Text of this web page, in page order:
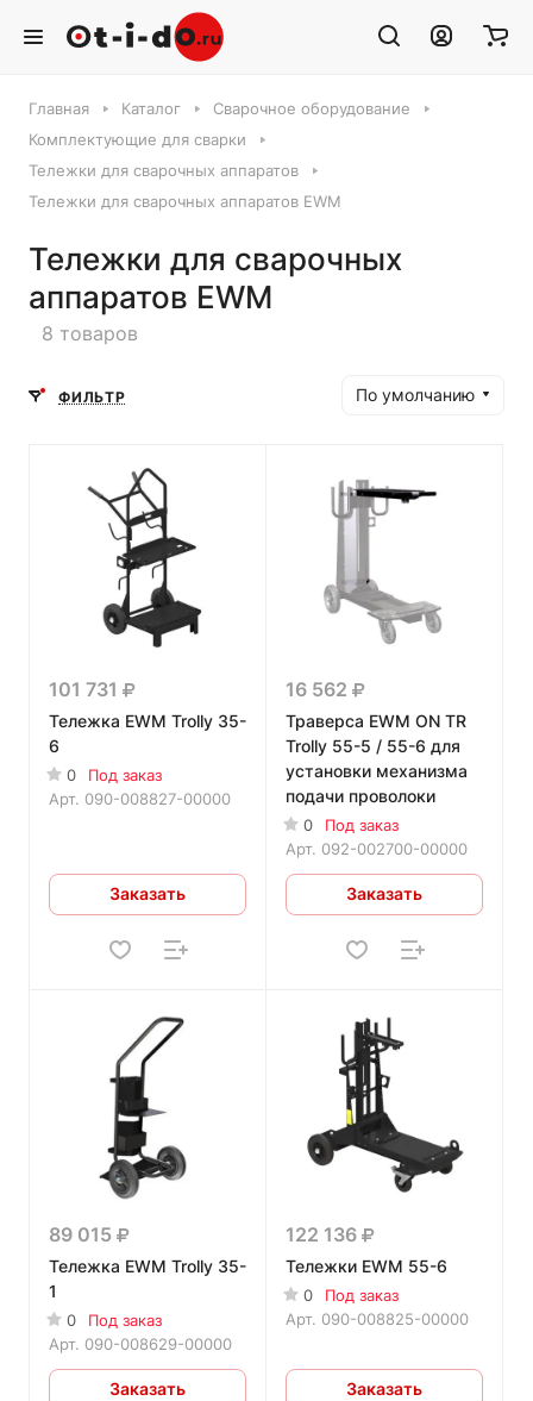
Главная Каталог
Сварочное оборудование
Комплектующие для сварки
Тележки для сварочных аппаратов
Тележки для сварочных аппаратов EWM
Тележки для сварочных
аппаратов EWM
8 товаров
ФИЛЬТР По умолчанию
101 731
Тележка EWM Trolly 35-
6
0
Под заказ
Арт. 090-008827-00000
Заказать
16 562
Траверса EWM ON TR
Trolly 55-5 / 55-6 для
установки механизма
подачи проволоки
0
Под заказ
Арт. 092-002700-00000
Заказать
89 015
Тележка EWM Trolly 35-
1
0
Под заказ
Арт. 090-008629-00000
Заказать
122 136
Тележки EWM 55-6
0
Под заказ
Арт. 090-008825-00000
Заказать